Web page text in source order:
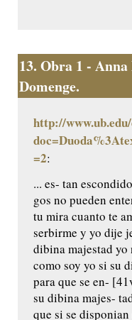
13. Obra 1 -
Domenge.
http://
=2:
... es- tan
gos no pueden
tu mira cuanto te
serbirme y yo dije
dibina majestad yo
como soy yo si su
para que se en-
su dibina majes-
que si se